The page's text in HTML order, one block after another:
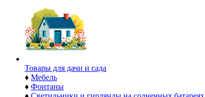
Товары для дачи и сада
♦ Мебель
♦ Фонтаны